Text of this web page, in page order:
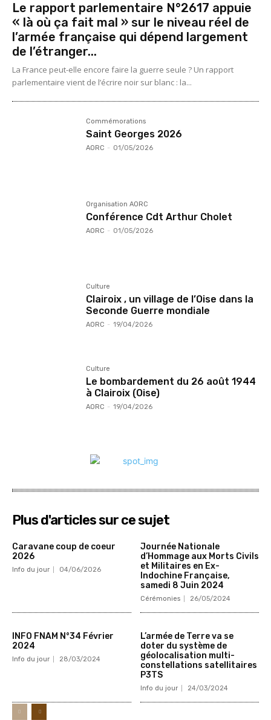
Le rapport parlementaire N°2617 appuie
« là où ça fait mal » sur le niveau réel de
l’armée française qui dépend largement
de l’étranger...
La France peut-elle encore faire la guerre seule ? Un rapport
parlementaire vient de l’écrire noir sur blanc : la...
Commémorations
Saint Georges 2026
AORC - 01/05/2026
Organisation AORC
Conférence Cdt Arthur Cholet
AORC - 01/05/2026
Culture
Clairoix , un village de l’Oise dans la
Seconde Guerre mondiale
AORC - 19/04/2026
Culture
Le bombardement du 26 août 1944
à Clairoix (Oise)
AORC - 19/04/2026
Plus d'articles sur ce sujet
Caravane coup de coeur
2026
Info du jour 04/06/2026
Journée Nationale
d’Hommage aux Morts Civils
et Militaires en Ex-
Indochine Française,
samedi 8 Juin 2024
Cérémonies 26/05/2024
INFO FNAM N°34 Février
2024
Info du jour 28/03/2024
L’armée de Terre va se
doter du système de
géolocalisation multi-
constellations satellitaires
P3TS
Info du jour 24/03/2024